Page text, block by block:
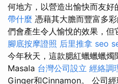
何地方，以營造出愉快而友好
帶什麼 憑藉其大膽而豐富多
們會產生令人愉悅的效果，但
腳底按摩證照 后里推拿 seo
今年秋天，這款腮紅蠟蠟蠟燭
Masala 台灣公司設立 經絡調
Ginger和Cinnamon。 公司